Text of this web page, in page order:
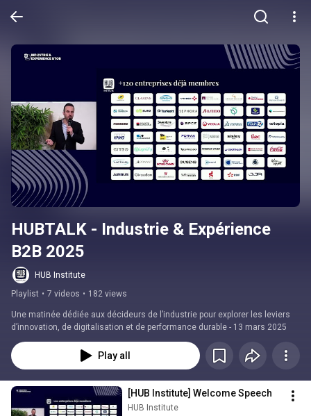
HUBTALK - Industrie & Expérience
B2B 2025
HUB Institute
Playlist • 7 videos • 182 views
Une matinée dédiée aux décideurs de l’industrie pour explorer les leviers
d’innovation, de digitalisation et de performance durable - 13 mars 2025
Play all
[HUB Institute] Welcome Speech
HUB Institute